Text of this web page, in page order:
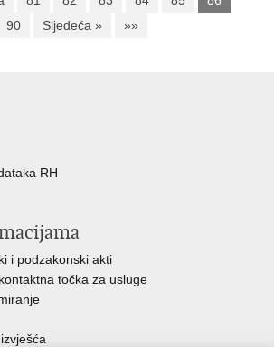
90 Sljedeća » »»
RH
i podzakonski akti
točka za usluge